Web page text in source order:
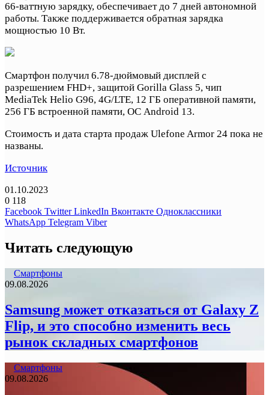
66-ваттную зарядку, обеспечивает до 7 дней автономной
работы. Также поддерживается обратная зарядка
мощностью 10 Вт.
Смартфон получил 6.78-дюймовый дисплей с
разрешением FHD+, защитой Gorilla Glass 5, чип
MediaTek Helio G96, 4G/LTE, 12 ГБ оперативной памяти,
256 ГБ встроенной памяти, ОС Android 13.
Стоимость и дата старта продаж Ulefone Armor 24 пока не
названы.
Источник
01.10.2023
0 118
Facebook Twitter LinkedIn Вконтакте Одноклассники
WhatsApp Telegram Viber
Читать следующую
Смартфоны
09.08.2026
Samsung может отказаться от Galaxy Z
Flip, и это способно изменить весь
рынок складных смартфонов
Смартфоны
09.08.2026